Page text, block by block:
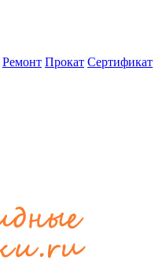
Ремонт Прокат Сертификат